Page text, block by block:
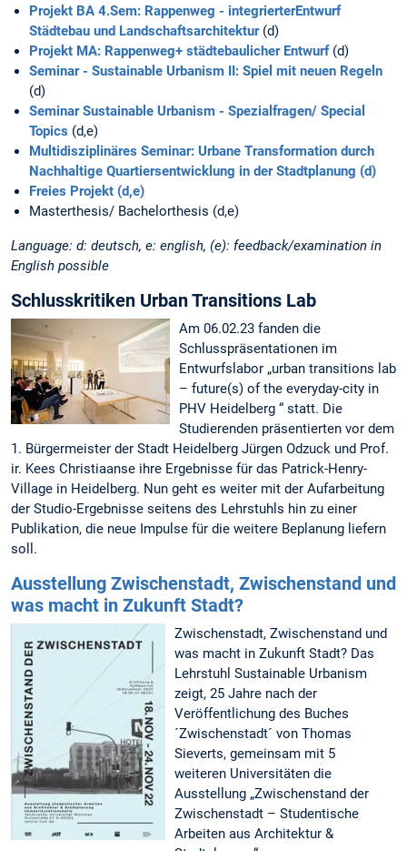
Projekt BA 4.Sem: Rappenweg - integrierterEntwurf
Städtebau und Landschaftsarchitektur (d)
Projekt MA: Rappenweg+ städtebaulicher Entwurf(d)
Seminar - Sustainable Urbanism II: Spiel mit neuen Regeln
(d)
Seminar Sustainable Urbanism - Spezialfragen/ Special
Topics (d,e)
Multidisziplinäres Seminar: Urbane Transformation durch
Nachhaltige Quartiersentwicklung in der Stadtplanung (d)
Freies Projekt (d,e)
Masterthesis/ Bachelorthesis (d,e)
Language: d: deutsch, e: english, (e): feedback/examination in
English possible
Schlusskritiken Urban Transitions Lab
Am 06.02.23 fanden die
Schlusspräsentationen im
Entwurfslabor „urban transitions lab
– future(s) of the everyday-city in
PHV Heidelberg “ statt. Die
Studierenden präsentierten vor dem
1. Bürgermeister der Stadt Heidelberg Jürgen Odzuck und Prof.
ir. Kees Christiaanse ihre Ergebnisse für das Patrick-Henry-
Village in Heidelberg. Nun geht es weiter mit der Aufarbeitung
der Studio-Ergebnisse seitens des Lehrstuhls hin zu einer
Publikation, die neue Impulse für die weitere Beplanung liefern
soll.
Ausstellung Zwischenstadt, Zwischenstand und
was macht in Zukunft Stadt?
Zwischenstadt, Zwischenstand und
was macht in Zukunft Stadt? Das
Lehrstuhl Sustainable Urbanism
zeigt, 25 Jahre nach der
Veröffentlichung des Buches
´Zwischenstadt´ von Thomas
Sieverts, gemeinsam mit 5
weiteren Universitäten die
Ausstellung „Zwischenstand der
Zwischenstadt – Studentische
Arbeiten aus Architektur &